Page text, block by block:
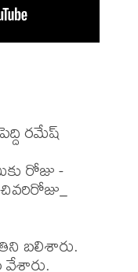
రమేష్
రోజు -
బలిశారు.